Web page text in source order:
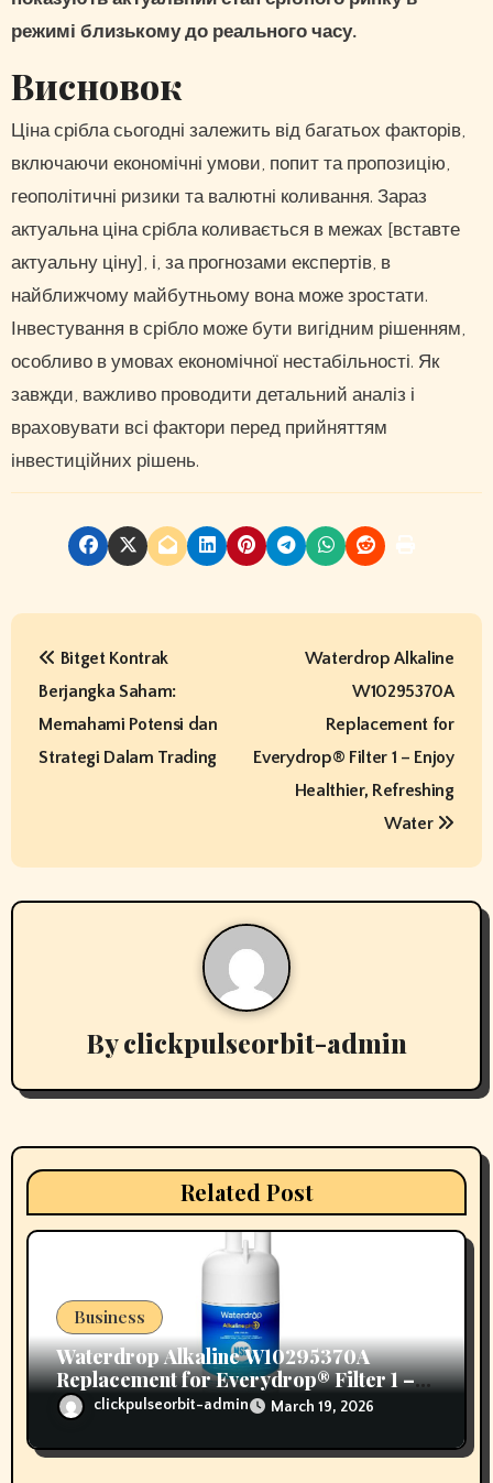
режимі близькому до реального часу.
Висновок
Ціна срібла сьогодні залежить від багатьох факторів,
включаючи економічні умови, попит та пропозицію,
геополітичні ризики та валютні коливання. Зараз
актуальна ціна срібла коливається в межах [вставте
актуальну ціну], і, за прогнозами експертів, в
найближчому майбутньому вона може зростати.
Інвестування в срібло може бути вигідним рішенням,
особливо в умовах економічної нестабільності. Як
завжди, важливо проводити детальний аналіз і
враховувати всі фактори перед прийняттям
інвестиційних рішень.
P
a
v
t
o
n
Bitget Kontrak
Berjangka Saham:
Memahami Potensi dan
Strategi Dalam Trading
Waterdrop Alkaline
W10295370A
Replacement for
Everydrop® Filter 1 – Enjoy
Healthier, Refreshing
Water
Byclickpulseorbit-admin
Related Post
Business
Waterdrop Alkaline W10295370A
Replacement for Everydrop® Filter 1 –
Enjoy Healthier, Refreshing Water
clickpulseorbit-admin March 19, 2026